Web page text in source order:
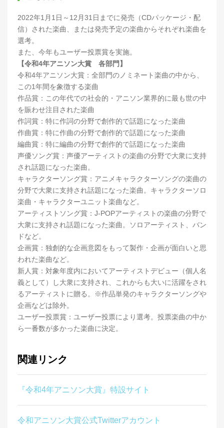
2022年1月1日～12月31日までに発売（CDパッケージ・配
信）された楽曲、または発売予定の楽曲からそれぞれ楽曲を
選考。
また、今年もユーザー投票賞を実施。
【令和4年アニソン大賞 各部門】
令和4年アニソン大賞：全部門のノミネート楽曲の中から、
この1年間を象徴する楽曲
作品賞：この年代での社会的・アニソン業界的に最も世の中
を賑わせ注目された楽曲
作詞賞：特に作詞の分野で創作的で話題になった楽曲
作曲賞：特に作曲の分野で創作的で話題になった楽曲
編曲賞：特に編曲の分野で創作的で話題になった楽曲
声優ソング賞：声優アーティストの楽曲の分野で大衆に支持
され話題になった楽曲。
キャラクターソング賞：アニメキャラクターソングの楽曲の
分野で大衆に支持され話題になった楽曲。キャラクターソロ
楽曲・キャラクターユニット楽曲など。
アーティストソング賞：J-POPアーティストの楽曲の分野で
大衆に支持され話題になった楽曲。ソロアーティスト、バン
ドなど。
企画賞：独創的な企画意図をもって製作・企画が面白いと思
われた楽曲など。
新人賞：対象年度内においてアーティストデビュー（個人名
義として）し大衆に支持され、これからも大いに活躍をされ
るアーティストに贈る。※作品単発のキャラクターソングや
企画などは除外。
ユーザー投票賞：ユーザー投票により選考。投票楽曲の中か
ら一番数が多かった楽曲に決定。
関連リンク
『令和4年アニソン大賞』特設サイト
令和アニソン大賞公式Twitterアカウント